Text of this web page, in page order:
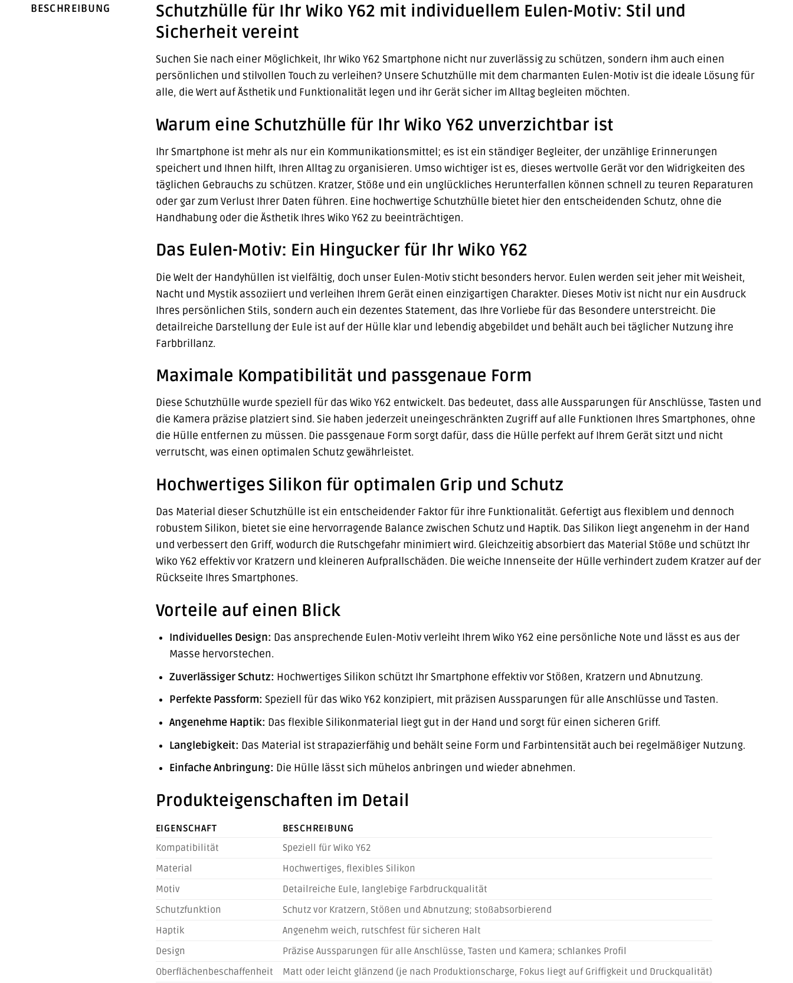
BESCHREIBUNG
Schutzhülle für Ihr Wiko Y62 mit individuellem Eulen-Motiv: Stil und
Sicherheit vereint
Suchen Sie nach einer Möglichkeit, Ihr Wiko Y62 Smartphone nicht nur zuverlässig zu schützen, sondern ihm auch einen
persönlichen und stilvollen Touch zu verleihen? Unsere Schutzhülle mit dem charmanten Eulen-Motiv ist die ideale Lösung für
alle, die Wert auf Ästhetik und Funktionalität legen und ihr Gerät sicher im Alltag begleiten möchten.
Warum eine Schutzhülle für Ihr Wiko Y62 unverzichtbar ist
Ihr Smartphone ist mehr als nur ein Kommunikationsmittel; es ist ein ständiger Begleiter, der unzählige Erinnerungen
speichert und Ihnen hilft, Ihren Alltag zu organisieren. Umso wichtiger ist es, dieses wertvolle Gerät vor den Widrigkeiten des
täglichen Gebrauchs zu schützen. Kratzer, Stöße und ein unglückliches Herunterfallen können schnell zu teuren Reparaturen
oder gar zum Verlust Ihrer Daten führen. Eine hochwertige Schutzhülle bietet hier den entscheidenden Schutz, ohne die
Handhabung oder die Ästhetik Ihres Wiko Y62 zu beeinträchtigen.
Das Eulen-Motiv: Ein Hingucker für Ihr Wiko Y62
Die Welt der Handyhüllen ist vielfältig, doch unser Eulen-Motiv sticht besonders hervor. Eulen werden seit jeher mit Weisheit,
Nacht und Mystik assoziiert und verleihen Ihrem Gerät einen einzigartigen Charakter. Dieses Motiv ist nicht nur ein Ausdruck
Ihres persönlichen Stils, sondern auch ein dezentes Statement, das Ihre Vorliebe für das Besondere unterstreicht. Die
detailreiche Darstellung der Eule ist auf der Hülle klar und lebendig abgebildet und behält auch bei täglicher Nutzung ihre
Farbbrillanz.
Maximale Kompatibilität und passgenaue Form
Diese Schutzhülle wurde speziell für das Wiko Y62 entwickelt. Das bedeutet, dass alle Aussparungen für Anschlüsse, Tasten und
die Kamera präzise platziert sind. Sie haben jederzeit uneingeschränkten Zugriff auf alle Funktionen Ihres Smartphones, ohne
die Hülle entfernen zu müssen. Die passgenaue Form sorgt dafür, dass die Hülle perfekt auf Ihrem Gerät sitzt und nicht
verrutscht, was einen optimalen Schutz gewährleistet.
Hochwertiges Silikon für optimalen Grip und Schutz
Das Material dieser Schutzhülle ist ein entscheidender Faktor für ihre Funktionalität. Gefertigt aus flexiblem und dennoch
robustem Silikon, bietet sie eine hervorragende Balance zwischen Schutz und Haptik. Das Silikon liegt angenehm in der Hand
und verbessert den Griff, wodurch die Rutschgefahr minimiert wird. Gleichzeitig absorbiert das Material Stöße und schützt Ihr
Wiko Y62 effektiv vor Kratzern und kleineren Aufprallschäden. Die weiche Innenseite der Hülle verhindert zudem Kratzer auf der
Rückseite Ihres Smartphones.
Vorteile auf einen Blick
Individuelles Design: Das ansprechende Eulen-Motiv verleiht Ihrem Wiko Y62 eine persönliche Note und lässt es aus der
Masse hervorstechen.
Zuverlässiger Schutz: Hochwertiges Silikon schützt Ihr Smartphone effektiv vor Stößen, Kratzern und Abnutzung.
Perfekte Passform: Speziell für das Wiko Y62 konzipiert, mit präzisen Aussparungen für alle Anschlüsse und Tasten.
Angenehme Haptik: Das flexible Silikonmaterial liegt gut in der Hand und sorgt für einen sicheren Griff.
Langlebigkeit: Das Material ist strapazierfähig und behält seine Form und Farbintensität auch bei regelmäßiger Nutzung.
Einfache Anbringung: Die Hülle lässt sich mühelos anbringen und wieder abnehmen.
Produkteigenschaften im Detail
EIGENSCHAFT
BESCHREIBUNG
Kompatibilität
Speziell für Wiko Y62
Material
Hochwertiges, flexibles Silikon
Motiv
Detailreiche Eule, langlebige Farbdruckqualität
Schutzfunktion
Schutz vor Kratzern, Stößen und Abnutzung; stoßabsorbierend
Haptik
Angenehm weich, rutschfest für sicheren Halt
Design
Präzise Aussparungen für alle Anschlüsse, Tasten und Kamera; schlankes Profil
Oberflächenbeschaffenheit
Matt oder leicht glänzend (je nach Produktionscharge, Fokus liegt auf Griffigkeit und Druckqualität)